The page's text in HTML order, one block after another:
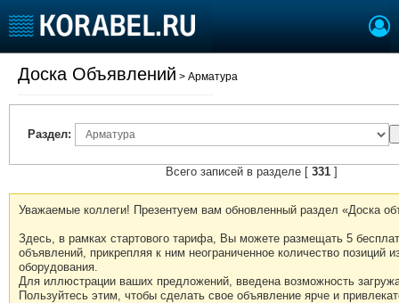
Судостроение
Пульс
Новости
Компании
Репутация
Крюинг
Журнал
Реклама
Торговая площадка
Доска объявлений
Продажа флота
Оборудование
Изделия
Услуги
Доска Объявлений > Арматура
Раздел:
Всего записей в разделе [ 331]
Уважаемые коллеги! Презентуем вам обновленный раздел «Доска
Здесь, в рамках стартового тарифа, Вы можете размещать 5
объявлений, прикрепляя к ним неограниченное количество позиций
оборудования.
Для иллюстрации ваших предложений, введена возможность
Пользуйтесь этим, чтобы сделать свое объявление ярче и